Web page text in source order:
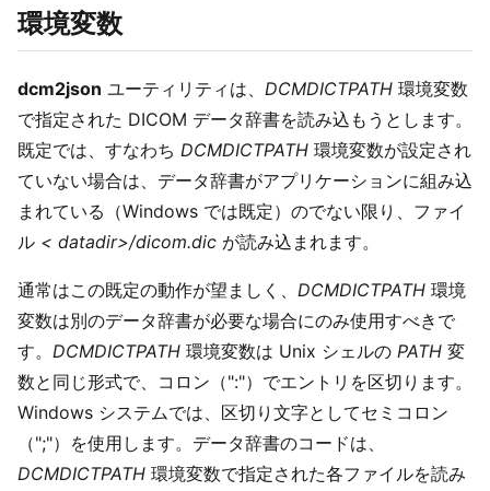
環境変数
dcm2json ユーティリティは、 DCMDICTPATH 環境変数
で指定された DICOM データ辞書を読み込もうとします。
既定では、すなわち DCMDICTPATH 環境変数が設定され
ていない場合は、データ辞書がアプリケーションに組み込
まれている（Windows では既定）のでない限り、ファイ
ル < datadir>/dicom.dic が読み込まれます。
通常はこの既定の動作が望ましく、 DCMDICTPATH 環境
変数は別のデータ辞書が必要な場合にのみ使用すべきで
す。 DCMDICTPATH 環境変数は Unix シェルの PATH 変
数と同じ形式で、コロン（":"）でエントリを区切ります。
Windows システムでは、区切り文字としてセミコロン
（";"）を使用します。データ辞書のコードは、
DCMDICTPATH 環境変数で指定された各ファイルを読み